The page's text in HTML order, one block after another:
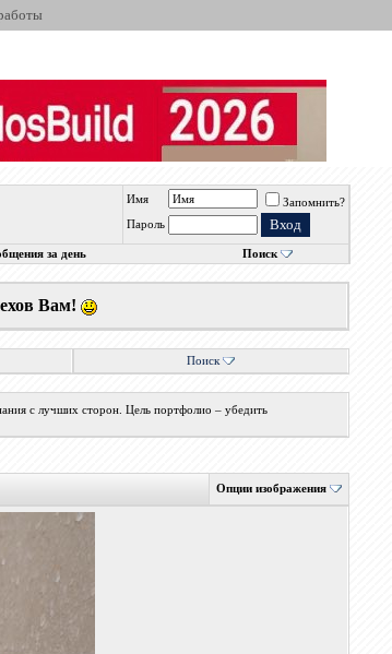
Имя
Запомнить?
Пароль
за день Поиск
Вам!
Поиск
с лучших сторон. Цель портфолио – убедить
Опции изображения